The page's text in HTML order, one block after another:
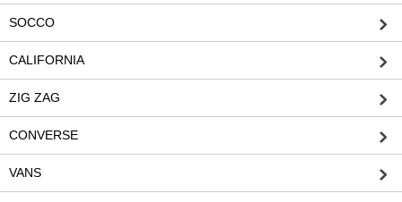
SOCCO
CALIFORNIA
ZIG ZAG
CONVERSE
VANS